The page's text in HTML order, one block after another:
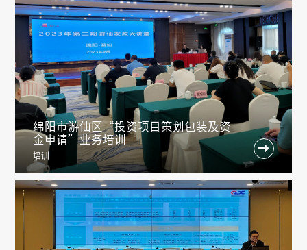
绵阳市游仙区“投资项目策划包装及资
金申请”业务培训
培训
